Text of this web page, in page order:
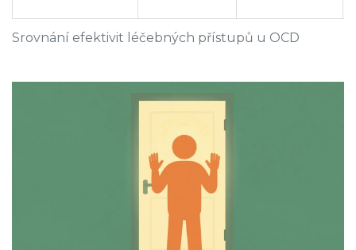
Srovnání efektivit léčebných přístupů u OCD